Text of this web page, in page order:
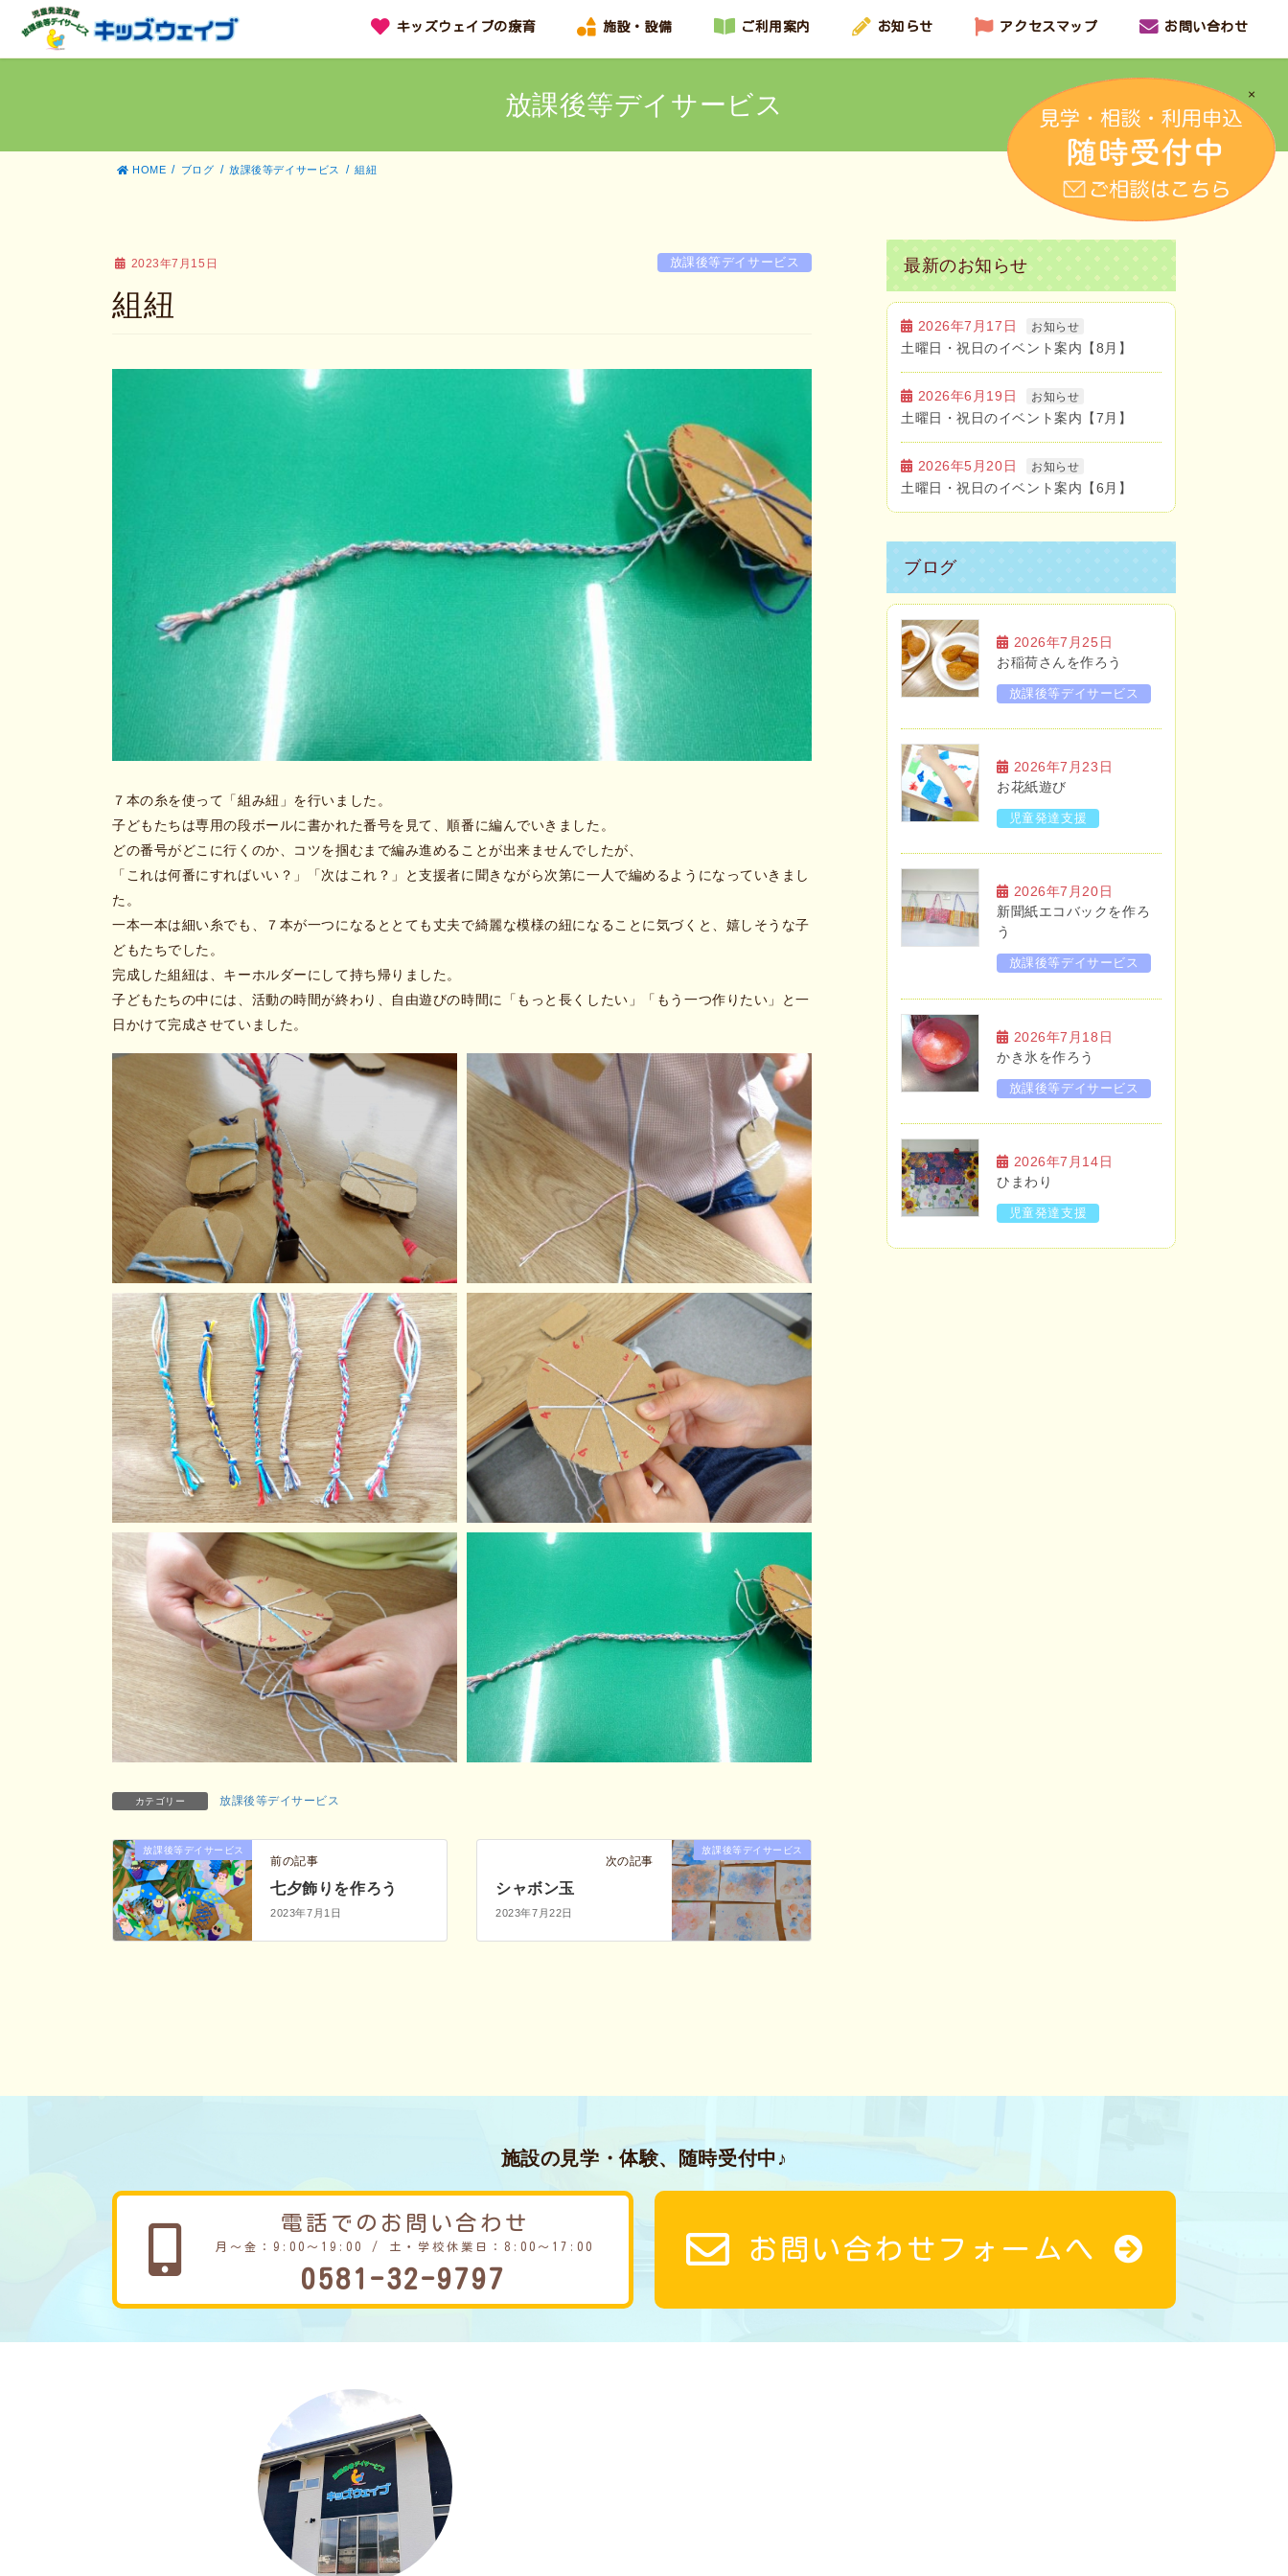
キ
に
キッズウェイブの療育 施設・設備 ご利用案内 お知らせ アクセスマップ お問い合わせ
放課後等デイサービス
HOME ブログ 放課後等デイサービス 組紐
2023年7月15日 放課後等デイサービス
組紐
７本の糸を使って「組み紐」を行いました。
子どもたちは専用の段ボールに書かれた番号を見て、順番に編んでいきました。
どの番号がどこに行くのか、コツを掴むまで編み進めることが出来ませんでしたが、
「これは何番にすればいい？」「次はこれ？」と支援者に聞きながら次第に一人で編めるようになっていきまし
た。
一本一本は細い糸でも、７本が一つになるととても丈夫で綺麗な模様の紐になることに気づくと、嬉しそうな子
どもたちでした。
完成した組紐は、キーホルダーにして持ち帰りました。
子どもたちの中には、活動の時間が終わり、自由遊びの時間に「もっと長くしたい」「もう一つ作りたい」と一
日かけて完成させていました。
カテゴリー 放課後等デイサービス
放課後等デイサービス
前の記事
七夕飾りを作ろう
2023年7月1日
放課後等デイサービス
次の記事
シャボン玉
2023年7月22日
最新のお知らせ
2026年7月17日 お知らせ
土曜日・祝日のイベント案内【8月】
2026年6月19日 お知らせ
土曜日・祝日のイベント案内【7月】
2026年5月20日 お知らせ
土曜日・祝日のイベント案内【6月】
ブログ
2026年7月25日
お稲荷さんを作ろう
放課後等デイサービス
2026年7月23日
お花紙遊び
児童発達支援
2026年7月20日
新聞紙エコバックを作ろ
う
放課後等デイサービス
2026年7月18日
かき氷を作ろう
放課後等デイサービス
2026年7月14日
ひまわり
児童発達支援
施設の見学・体験、随時受付中♪
お問い合わせフォームへ
電話でのお問い合わせ
月～金：9:00～19:00 / 土・学校休業日：8:00～17:00
0581-32-9797
×